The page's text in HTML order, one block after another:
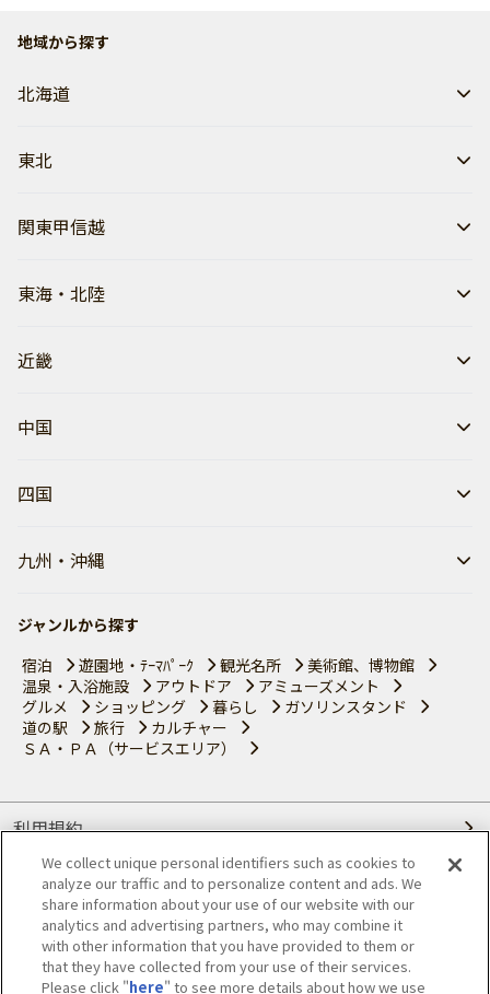
地域から探す
北海道
東北
関東甲信越
東海・北陸
近畿
中国
四国
九州・沖縄
ジャンルから探す
宿泊
遊園地・ﾃｰﾏﾊﾟｰｸ 観光名所
美術館、博物館
温泉・入浴施設
アウトドア
アミューズメント
グルメ
ショッピング 暮らし
ガソリンスタンド
道の駅
旅行
カルチャー
ＳＡ・ＰＡ（サービスエリア）
利用規約
個人情報の取り扱いについて
会員優待サービスの提携をご検討の方へ
JAFホームページ
We collect unique personal identifiers such as cookies to
analyze our traffic and to personalize content and ads. We
share information about your use of our website with our
analytics and advertising partners, who may combine it
with other information that you have provided to them or
that they have collected from your use of their services.
Please click "here" to see more details about how we use